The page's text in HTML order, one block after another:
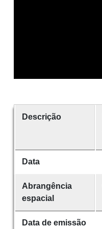
Descrição
Data
Abrangência
espacial
Data de emissão